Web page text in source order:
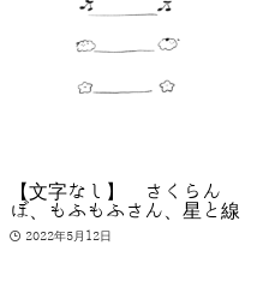
【文字なし】 さくらん
ぼ、もふもふさん、星と線
2022年5月12日